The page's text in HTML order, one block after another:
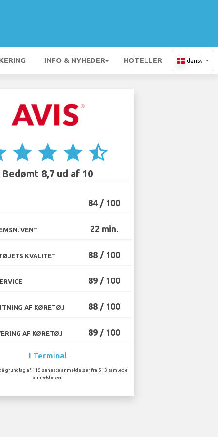
INFO & NYHEDER HOTELLER dansk
star star star star_half
Bedømt 8,7 ud af 10
84 / 100
VENT 22 min.
KVALITET 88 / 100
89 / 100
AF KØRETØJ 88 / 100
AF KØRETØJ 89 / 100
I Terminal
grundlag af 115 seneste anmeldelser fra 513 samlede
anmeldelser.